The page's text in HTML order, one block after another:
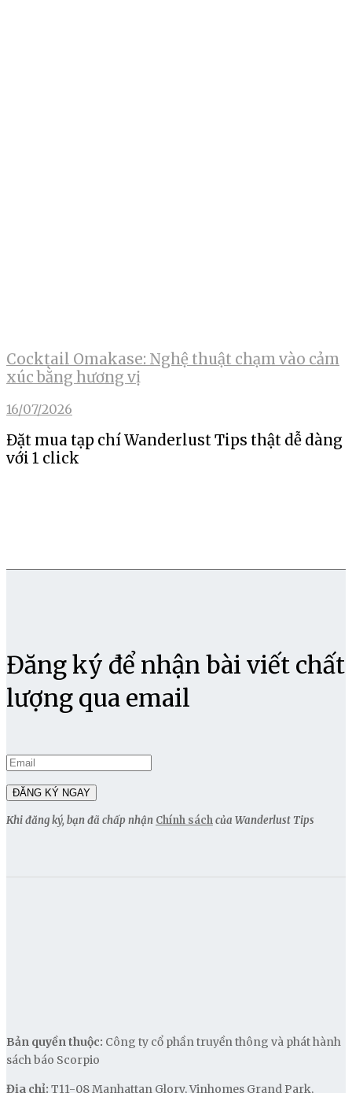
Cocktail Omakase: Nghệ thuật chạm vào cảm
xúc bằng hương vị
16/07/2026
Đặt mua tạp chí Wanderlust Tips thật dễ dàng
với 1 click
Đăng ký để nhận bài viết chất
lượng qua email
Khi đăng ký, bạn đã chấp nhận Chính sáchcủa Wanderlust Tips
Bản quyền thuộc: Công ty cổ phần truyền thông và phát hành
sách báo Scorpio
Địa chỉ: T11-08 Manhattan Glory, Vinhomes Grand Park,